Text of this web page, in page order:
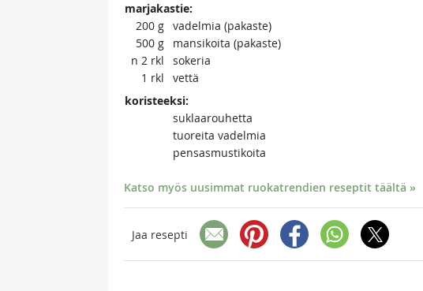
marjakastie:
200 g vadelmia (pakaste)
500 g
mansikoita (pakaste)
n 2 rkl
sokeria
1 rkl
vettä
koristeeksi:
suklaarouhetta
tuoreita vadelmia
pensasmustikoita
Katso myös uusimmat ruokatrendien reseptit täältä »
Jaa resepti